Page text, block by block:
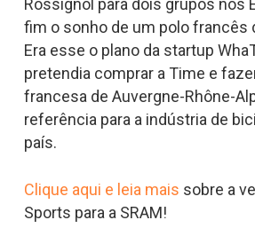
Rossignol para dois grupos nos
fim o sonho de um polo francês
Era esse o plano da startup
pretendia comprar a Time e
francesa de Auvergne-Rhône-
referência para a indústria de
país.
Clique aqui e leia mais sobre a
Sports para a SRAM!